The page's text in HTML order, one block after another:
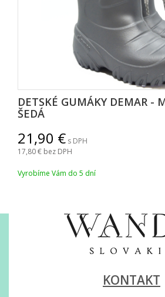
DETSKÉ GUMÁKY DEMAR -
EDÁ
21,90
s DPH
17,80 bez DPH
Vyrobíme Vám do 5 dní
KONTAKT